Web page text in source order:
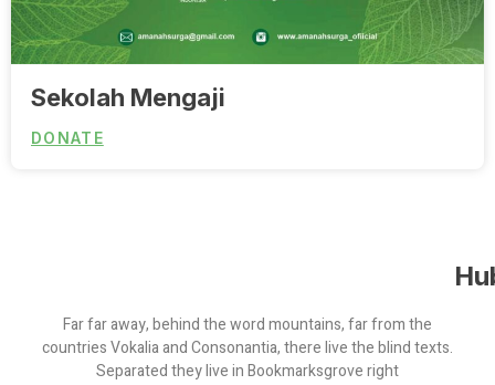
Sekolah Mengaji
DONATE
Far far away, behind the word mountains, far from the
countries Vokalia and Consonantia, there live the blind texts.
Separated they live in Bookmarksgrove right